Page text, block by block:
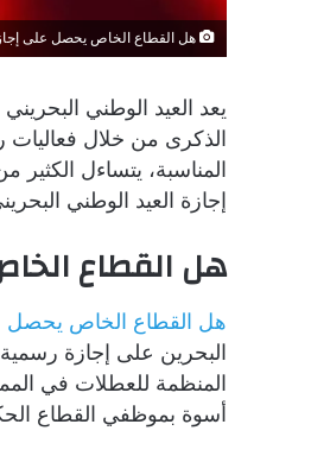
هل القطاع الخاص يحصل على
يعد العيد الوطني
الذكرى من خلال فعاليات
المناسبة، يتساءل
إجازة العيد الوطني
هل القطاع
هل القطاع الخاص يحصل
البحرين على إجازة رسمية
المنظمة للعطلات في
أسوة بموظفي القطاع